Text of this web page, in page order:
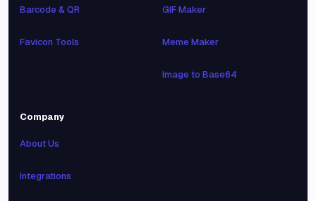
Barcode & QR
Favicon Tools
GIF Maker
Meme Maker
Image to Base64
Company
About Us
Integrations